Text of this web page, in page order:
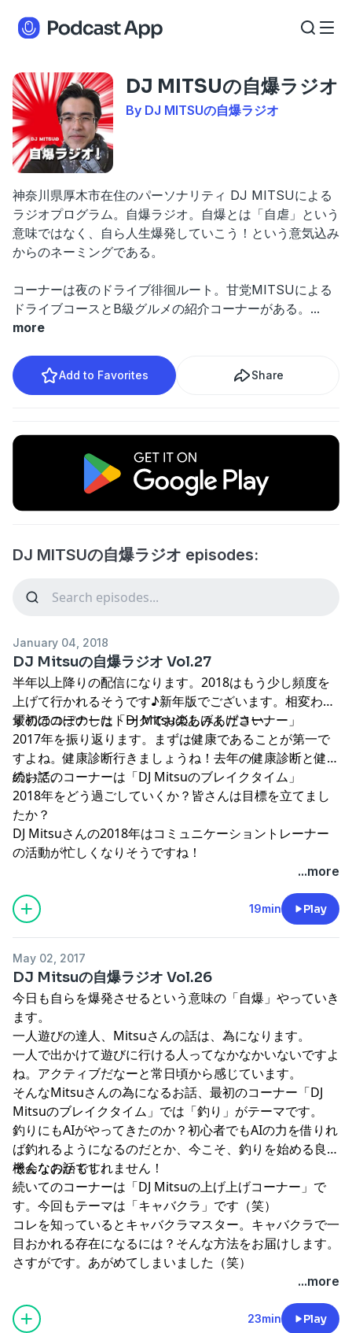
DJ MITSUの自爆ラジオ
By DJ MITSUの自爆ラジオ
神奈川県厚木市在住のパーソナリティ DJ MITSUによる
ラジオプログラム。自爆ラジオ。自爆とは「自虐」という
意味ではなく、自ら人生爆発していこう！という意気込み
からのネーミングである。
コーナーは夜のドライブ徘徊ルート。甘党MITSUによる
ドライブコースとB級グルメの紹介コーナーがある。 ...
more
Add to Favorites Share
DJ MITSUの自爆ラジオ episodes:
January 04, 2018
DJ Mitsuの自爆ラジオ Vol.27
半年以上降りの配信になります。2018はもう少し頻度を
上げて行かれるそうです♪新年版でございます。相変わら
ずのほのぼのしたトークでお楽しみください。
最初のコーナーは「DJ Mitsuのあげあげコーナー」
2017年を振り返ります。まずは健康であることが第一で
すよね。健康診断行きましょうね！去年の健康診断と健康
のお話。
続いてのコーナーは「DJ Mitsuのブレイクタイム」
2018年をどう過ごしていくか？皆さんは目標を立てまし
たか？
DJ Mitsuさんの2018年はコミュニケーショントレーナー
の活動が忙しくなりそうですね！
...more
19min Play
May 02, 2017
DJ Mitsuの自爆ラジオ Vol.26
今日も自らを爆発させるという意味の「自爆」やっていき
ます。
一人遊びの達人、Mitsuさんの話は、為になります。
一人で出かけて遊びに行ける人ってなかなかいないですよ
ね。アクティブだなーと常日頃から感じています。
そんなMitsuさんの為になるお話、最初のコーナー「DJ
Mitsuのブレイクタイム」では「釣り」がテーマです。
釣りにもAIがやってきたのか？初心者でもAIの力を借りれ
ば釣れるようになるのだとか、今こそ、釣りを始める良い
機会なのかもしれません！
そんなお話です。
続いてのコーナーは「DJ Mitsuの上げ上げコーナー」で
す。今回もテーマは「キャバクラ」です（笑）
コレを知っているとキャバクラマスター。キャバクラで一
目おかれる存在になるには？そんな方法をお届けします。
さすがです。あがめてしまいました（笑）
...more
23min Play